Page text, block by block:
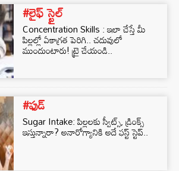
#లైఫ్ స్టైల్
Concentration Skills : ఇలా చేస్తే మీ
పిల్లల్లో ఏకాగ్రత పెరిగి.. చదువులో
ముందుంటారు! ట్రై చేయండి..
#ఫుడ్
Sugar Intake: పిల్లలకు స్వీట్స్, డ్రింక్స్
ఇస్తున్నారా? అనారోగ్యానికి అదే ఫస్ట్ స్టెప్..